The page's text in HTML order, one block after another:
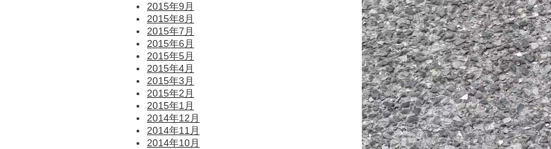
2015年9月
2015年8月
2015年7月
2015年6月
2015年5月
2015年4月
2015年3月
2015年2月
2015年1月
2014年12月
2014年11月
2014年10月